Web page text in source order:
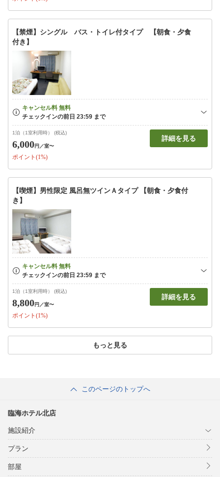
【禁煙】シングル バス・トイレ付タイプ 【朝食・夕食
付き】
1泊（1室利用時） (税込)
6,000円 ／室〜
ポイント(1%)
詳細を見る
【喫煙】男性限定 風呂無ツインＡタイプ 【朝食・夕食付
き】
1泊（1室利用時） (税込)
8,800円 ／室〜
ポイント(1%)
詳細を見る
もっと見る
このページのトップへ
臨海ホテル北店
施設紹介
プラン
部屋